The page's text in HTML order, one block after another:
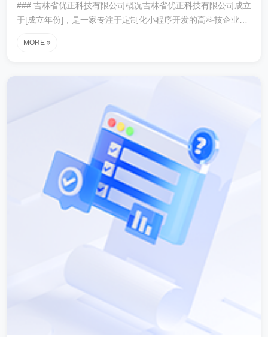
### 吉林省优正科技有限公司概况吉林省优正科技有限公司成立
于[成立年份]，是一家专注于定制化小程序开发的高科技企业。
MORE